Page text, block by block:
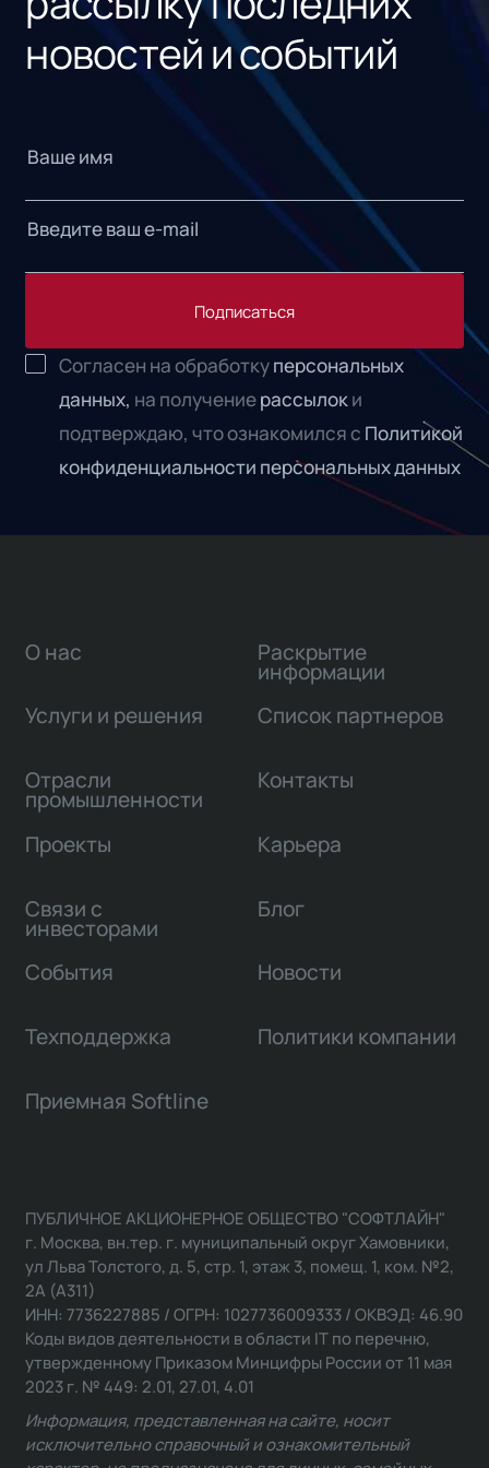
новостей и событий
Подписаться
Согласен на обработкуперсональных
данных, на получениерассылоки
подтверждаю, что ознакомился с Политикой
конфиденциальности персональных данных
О нас
Услуги и решения
Отрасли
промышленности
Проекты
Связи с
инвесторами
Раскрытие
информации
Список партнеров
Контакты
Карьера
Блог
События Новости
Техподдержка Политики компании
Приемная Softline
ПУБЛИЧНОЕ АКЦИОНЕРНОЕ ОБЩЕСТВО "СОФТЛАЙН"
г. Москва, вн.тер. г. муниципальный округ Хамовники,
ул Льва Толстого, д. 5, стр. 1, этаж 3, помещ. 1, ком. №2,
2А (А311)
ИНН: 7736227885 / ОГРН: 1027736009333 / ОКВЭД: 46.90
Коды видов деятельности в области IT по перечню,
утвержденному Приказом Минцифры России от 11 мая
2023 г. № 449: 2.01, 27.01, 4.01
Информация, представленная на сайте, носит
исключительно справочный и ознакомительный